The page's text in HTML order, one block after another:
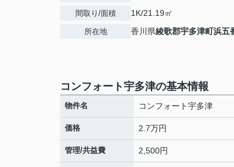
間取り/面積 1K/21.19㎡
所在地 香川県綾歌郡宇多津町浜五
コンフォート宇多津の基本情報
物件名 コンフォート宇多津
価格 2.7万円
管理/共益費 2,500円